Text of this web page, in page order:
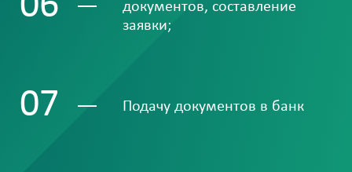
документов, составление
заявки;
07 Подачу документов в банк